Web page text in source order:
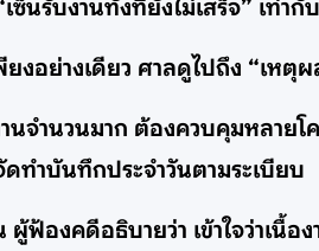
ซ็นรับงานทั้งที่ยังไม่เสร็จ” เท่า
งอย่างเดียว ศาลดูไปถึง “เหตุ
จำนวนมาก ต้องควบคุมหลายโ
ทำบันทึกประจำวันตามระเบียบ
ฟ้องคดีอธิบายว่า เข้าใจว่าเนื้